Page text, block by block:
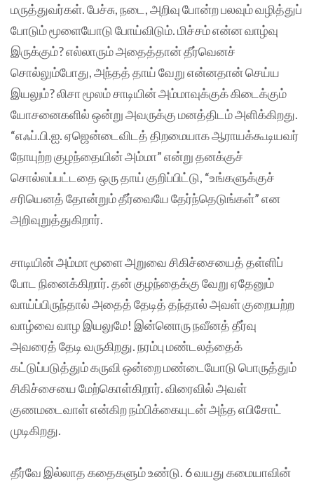
மருத்துவர்கள். பேச்சு, நடை, அறிவு போன்ற பலவும் வழித்துப்
போடும் மூளையோடு போய்விடும். மிச்சம் என்ன வாழ்வு
இருக்கும்? எல்லாரும் அதைத்தான் தீர்வெனச்
சொல்லும்போது, அந்தத் தாய் வேறு என்னதான் செய்ய
இயலும்? லிசா மூலம் சாடியின் அம்மாவுக்குக் கிடைக்கும்
யோசனைகளில் ஒன்று அவருக்கு மனத்திடம் அளிக்கிறது.
“எஃப்.பி.ஐ. ஏஜென்டைவிடத் திறமையாக ஆராயக்கூடியவர்
நோயுற்ற குழந்தையின் அம்மா” என்று தனக்குச்
சொல்லப்பட்டதை ஒரு தாய் குறிப்பிட்டு, “உங்களுக்குச்
சரியெனத் தோன்றும் தீர்வையே தேர்ந்தெடுங்கள்” என
அறிவுறுத்துகிறார்.
சாடியின் அம்மா மூளை அறுவை சிகிச்சையைத் தள்ளிப்
போட நினைக்கிறார். தன் குழந்தைக்கு வேறு ஏதேனும்
வாய்ப்பிருந்தால் அதைத் தேடித் தந்தால் அவள் குறையற்ற
வாழ்வை வாழ இயலுமே! இன்னொரு நவீனத் தீர்வு
அவரைத் தேடி வருகிறது. நரம்பு மண்டலத்தைக்
கட்டுப்படுத்தும் கருவி ஒன்றை மண்டையோடு பொருத்தும்
சிகிச்சையை மேற்கொள்கிறார். விரைவில் அவள்
குணமடைவாள் என்கிற நம்பிக்கையுடன் அந்த எபிசோட்
முடிகிறது.
தீர்வே இல்லாத கதைகளும் உண்டு. 6 வயது கமையாவின்